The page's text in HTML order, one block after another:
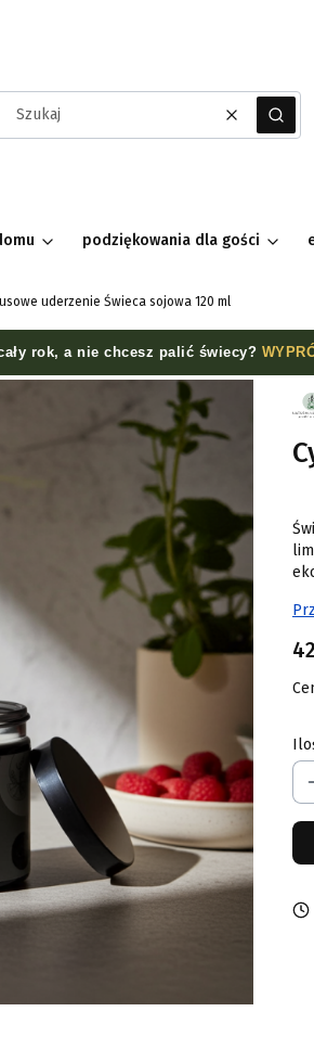
WyczyśćSzukaj
podziękowania dla gości
uderzenie Świeca sojowa 120 ml
rok, a nie chcesz palić świecy?